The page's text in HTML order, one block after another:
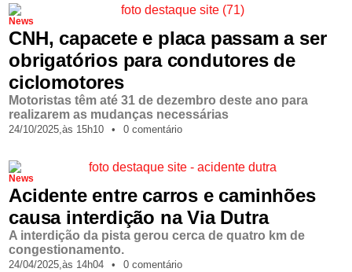
News
CNH, capacete e placa passam a ser
obrigatórios para condutores de
ciclomotores
Motoristas têm até 31 de dezembro deste ano para
realizarem as mudanças necessárias
24/10/2025,às 15h10 • 0 comentário
News
Acidente entre carros e caminhões
causa interdição na Via Dutra
A interdição da pista gerou cerca de quatro km de
congestionamento.
24/04/2025,às 14h04 • 0 comentário